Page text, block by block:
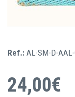
Ref.: AL-SM-D-
24,00€